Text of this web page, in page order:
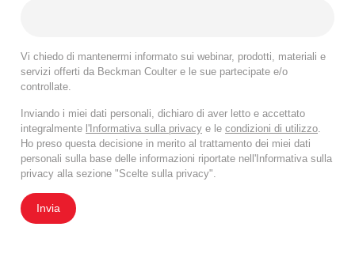
Vi chiedo di mantenermi informato sui webinar, prodotti, materiali e
servizi offerti da Beckman Coulter e le sue partecipate e/o
controllate.
Inviando i miei dati personali, dichiaro di aver letto e accettato
integralmente l'Informativa sulla privacy e le condizioni di utilizzo.
Ho preso questa decisione in merito al trattamento dei miei dati
personali sulla base delle informazioni riportate nell'Informativa sulla
privacy alla sezione "Scelte sulla privacy".
Invia